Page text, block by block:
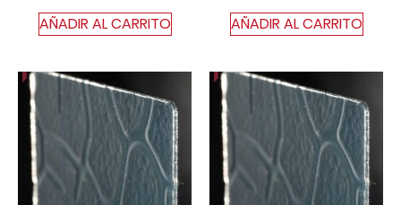
AÑADIR AL CARRITO AÑADIR AL CARRITO